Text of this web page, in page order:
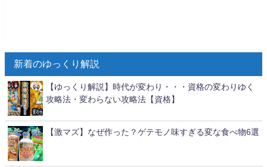
新着のゆっくり解説
【ゆっくり解説】時代が変わり・・・資格の変わりゆく
攻略法・変わらない攻略法【資格】
【激マズ】なぜ作った？ゲテモノ味すぎる変な食べ物6選